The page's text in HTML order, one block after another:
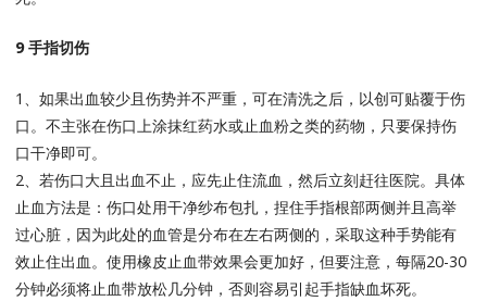
9 手指切伤
1、如果出血较少且伤势并不严重，可在清洗之后，以创可贴覆于伤
口。不主张在伤口上涂抹红药水或止血粉之类的药物，只要保持伤
口干净即可。
2、若伤口大且出血不止，应先止住流血，然后立刻赶往医院。具体
止血方法是：伤口处用干净纱布包扎，捏住手指根部两侧并且高举
过心脏，因为此处的血管是分布在左右两侧的，采取这种手势能有
效止住出血。使用橡皮止血带效果会更加好，但要注意，每隔20-30
分钟必须将止血带放松几分钟，否则容易引起手指缺血坏死。